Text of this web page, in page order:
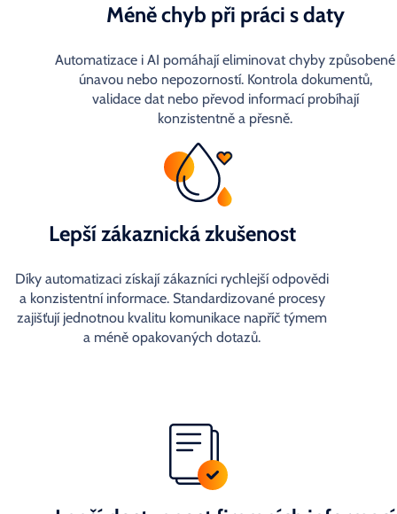
Méně chyb při práci s daty
Automatizace i AI pomáhají eliminovat chyby způsobené
únavou nebo nepozorností. Kontrola dokumentů,
validace dat nebo převod informací probíhají
konzistentně a přesně.
Lepší zákaznická zkušenost
Díky automatizaci získají zákazníci rychlejší odpovědi
a konzistentní informace. Standardizované procesy
zajišťují jednotnou kvalitu komunikace napříč týmem
a méně opakovaných dotazů.